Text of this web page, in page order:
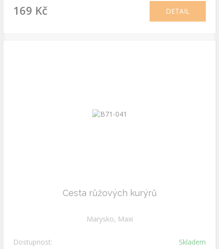
169 Kč DETAIL
Cesta růžových kurýrů
Marysko, Maxi
Dostupnost: Skladem